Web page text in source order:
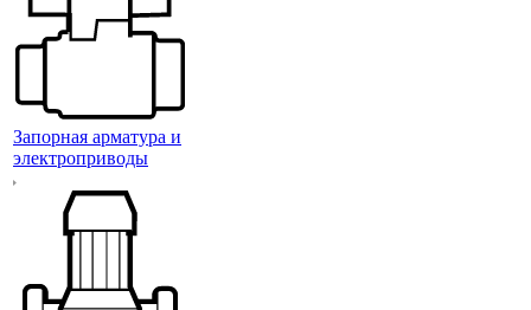
Запорная арматура и
электроприводы